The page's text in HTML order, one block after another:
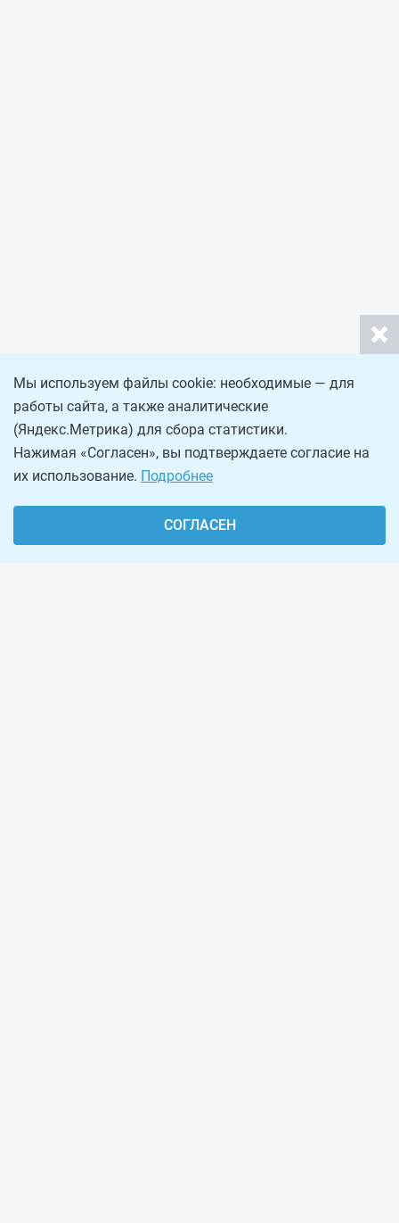
Мы используем файлы cookie: необходимые — для
работы сайта, а также аналитические
(Яндекс.Метрика) для сбора статистики.
Нажимая «Согласен», вы подтверждаете согласие на
их использование. Подробнее
СОГЛАСЕН